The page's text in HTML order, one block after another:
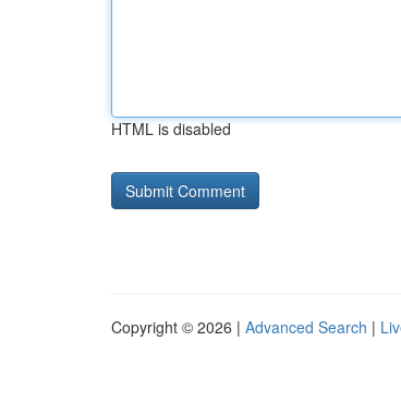
HTML is disabled
Copyright © 2026 | Advanced Search |